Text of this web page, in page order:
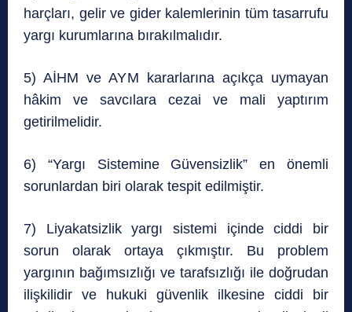
harçları, gelir ve gider kalemlerinin tüm tasarrufu
yargı kurumlarına bırakılmalıdır.
5) AİHM ve AYM kararlarına açıkça uymayan
hâkim ve savcılara cezai ve mali yaptırım
getirilmelidir.
6) “Yargı Sistemine Güvensizlik” en önemli
sorunlardan biri olarak tespit edilmiştir.
7) Liyakatsizlik yargı sistemi içinde ciddi bir
sorun olarak ortaya çıkmıştır. Bu problem
yargının bağımsızlığı ve tarafsızlığı ile doğrudan
ilişkilidir ve hukuki güvenlik ilkesine ciddi bir